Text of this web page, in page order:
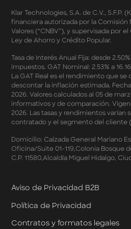
Términos y Condiciones –
Mercado Libre
Términos y Condiciones -
Términos y Condiciones -
Preferentes Febrero 2026
Términos y Condiciones -
AWIN
Pago de Servicios a MSI –
Marzo 2026
Términos y Condiciones - Meses
Cashback
Términos y Condiciones
Apartados
Mastercard
Términos y Condiciones de Klar
Klar Technologies, S.A. de C.V., S.F.P.
financiera autorizada por la Comisión
Valores (“CNBV”), y supervisada por
Ley de Ahorro y Crédito Popular.
Tasa de Interés Anual Fija: desde
impuestos. GAT Nominal: 2.53% a
La GAT Real es el rendimiento que
descontar la inflación estimada.
2026. Valores calculados al 05 de
informativos y de comparación.
2026. Las tasas y rendimientos varían
contratado y el segmento del cliente
Domicilio: Calzada General Mariano
Oficina/Suite 01-119,Colonia Bosque
C.P. 11580,Alcaldía Miguel Hidalgo,
Aviso de Privacidad B2B
Política de Privacidad
Contratos y formatos legales